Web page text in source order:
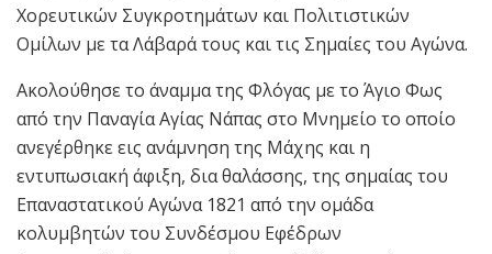
Χορευτικών Συγκροτημάτων και Πολιτιστικών
Ομίλων με τα Λάβαρά τους και τις Σημαίες του Αγώνα.
Ακολούθησε το άναμμα της Φλόγας με το Άγιο Φως
από την Παναγία Αγίας Νάπας στο Μνημείο το οποίο
ανεγέρθηκε εις ανάμνηση της Μάχης και η
εντυπωσιακή άφιξη, δια θαλάσσης, της σημαίας του
Επαναστατικού Αγώνα 1821 από την ομάδα
κολυμβητών του Συνδέσμου Εφέδρων